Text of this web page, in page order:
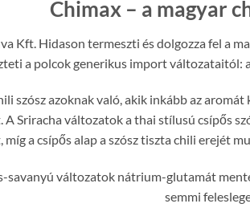
Chimax – a magyar
Kft. Hidason termeszti és dolgozza fel
a polcok generikus import változataitól:
szósz azoknak való, akik inkább az
Sriracha változatok a thai stílusú csípős
a csípős alap a szósz tiszta chili erejét
savanyú változatok nátrium-glutamát
semmi